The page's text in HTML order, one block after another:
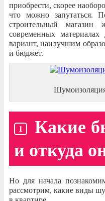
приобрести, скорее
что можно запутаться.
строительный магазин
современных
вариант, наилучшим
и бюджет.
Какие
и откуда
Но для начала
рассмотрим, какие виды